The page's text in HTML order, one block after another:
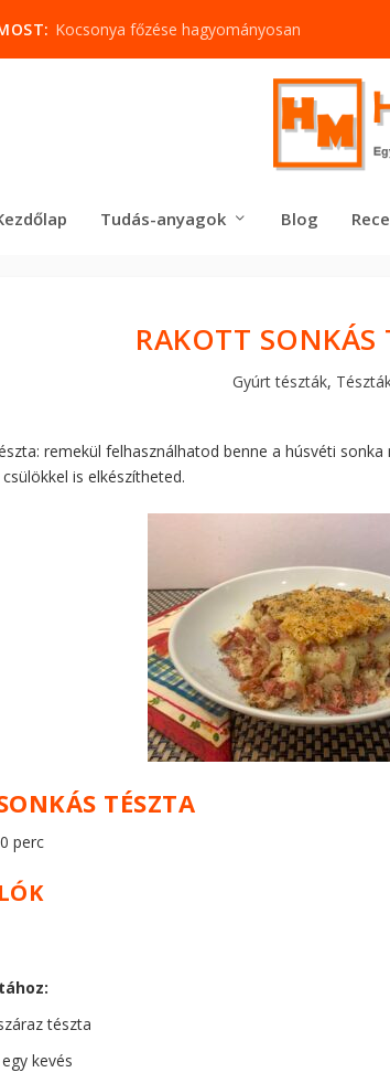
Kocsonya főzése hagyományosan
Tudás-anyagok Blog
RAKOTT SONKÁS
Gyúrt tészták,
remekül felhasználhatod benne a húsvéti
is elkészítheted.
TÉSZTA
perc
tészta
kevés